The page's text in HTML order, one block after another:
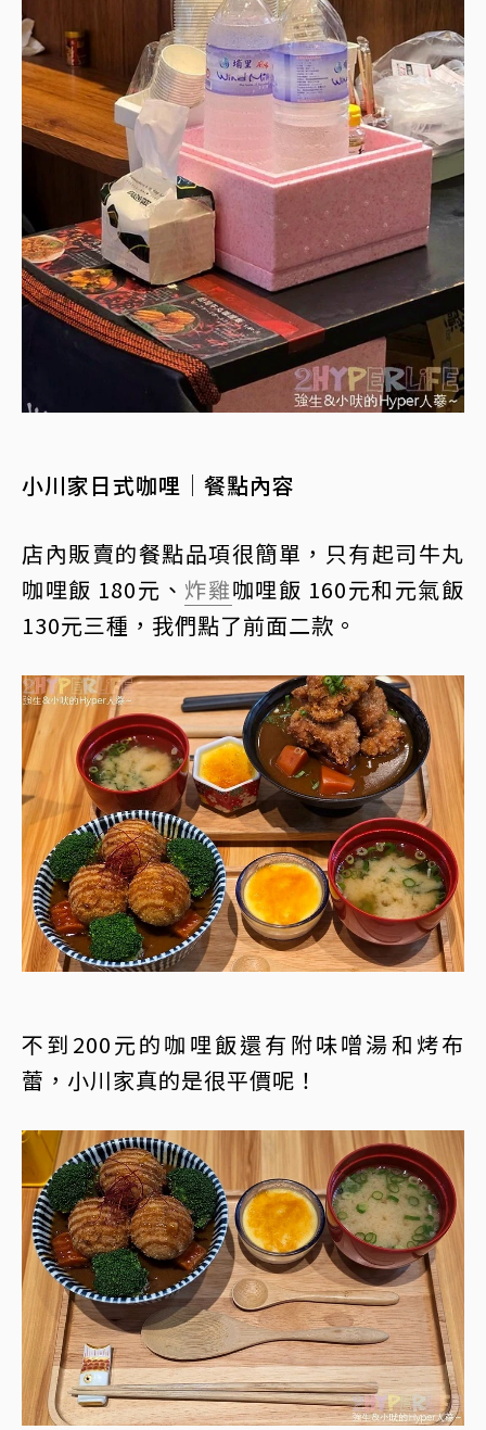
小川家日式咖哩│餐點內容
店內販賣的餐點品項很簡單，只有起司牛丸
咖哩飯 180元、 炸雞咖哩飯 160元和元氣飯
130元三種，我們點了前面二款。
不到200元的咖哩飯還有附味噌湯和烤布
蕾，小川家真的是很平價呢！